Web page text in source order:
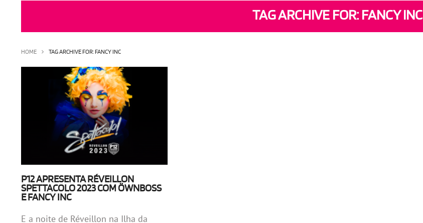
TAG ARCHIVE FOR: FANCY INC
HOME TAG ARCHIVE FOR: FANCY INC
P12 APRESENTA RÉVEILLON
SPETTACOLO 2023 COM ÖWNBOSS
E FANCY INC
E a noite de Réveillon na Ilha da